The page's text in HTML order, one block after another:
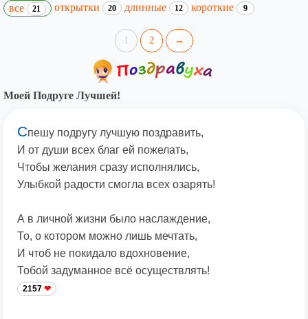
все 21 открытки 20 длинные 12 короткие 9
1 2 →
Моей Подруге Лучшей!
Спешу подругу лучшую поздравить,
И от души всех благ ей пожелать,
Чтобы желания сразу исполнялись,
Улыбкой радости смогла всех озарять!
А в личной жизни было наслаждение,
То, о котором можно лишь мечтать,
И чтоб не покидало вдохновение,
Тобой задуманное всё осуществлять!
2157